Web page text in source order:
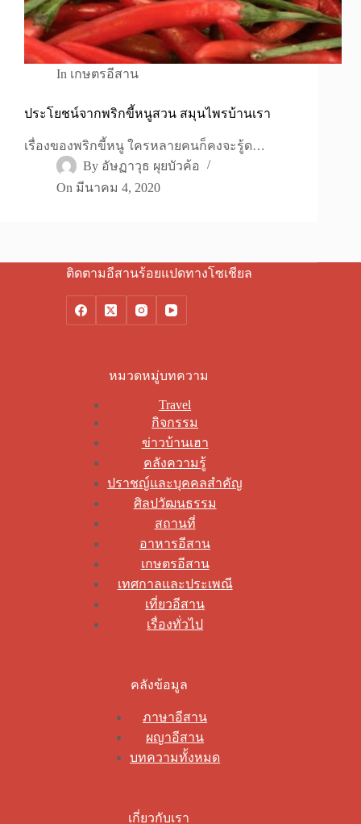
In เกษตรอีสาน
ประโยชน์จากพริกขี้หนูสวน สมุนไพรบ้านเรา
เรื่องของพริกขี้หนู ใครหลายคนก็คงจะรู้ด…
By อัษฏาวุธ ผุยบัวค้อ
On มีนาคม 4, 2020
ติดตามอีสานร้อยแปดทางโซเชียล
หมวดหมู่บทความ
Travel
กิจกรรม
ข่าวบ้านเฮา
คลังความรู้
ปราชญ์และบุคคลสำคัญ
ศิลปวัฒนธรรม
สถานที่
อาหารอีสาน
เกษตรอีสาน
เทศกาลและประเพณี
เที่ยวอีสาน
เรื่องทั่วไป
คลังข้อมูล
ภาษาอีสาน
ผญาอีสาน
บทความทั้งหมด
เกี่ยวกับเรา